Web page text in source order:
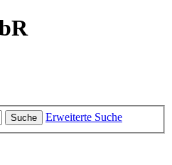
Suche Erweiterte Suche